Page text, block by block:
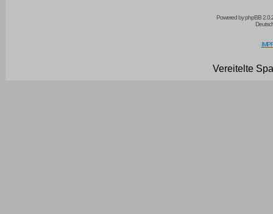
Powered byphpBB
Vereitelte